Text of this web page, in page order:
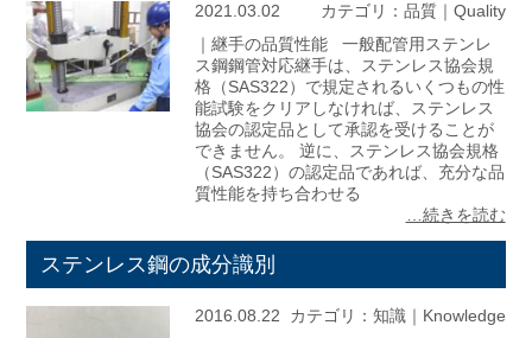
2021.03.02 カテゴリ： 品質｜Quality
｜継手の品質性能 一般配管用ステンレ
ス鋼鋼管対応継手は、ステンレス協会規
格（SAS322）で規定されるいくつもの性
能試験をクリアしなければ、ステンレス
協会の認定品として承認を受けることが
できません。 逆に、ステンレス協会規格
（SAS322）の認定品であれば、充分な品
質性能を持ち合わせる
…続きを読む
ステンレス鋼の成分識別
2016.08.22 カテゴリ： 知識｜Knowledge